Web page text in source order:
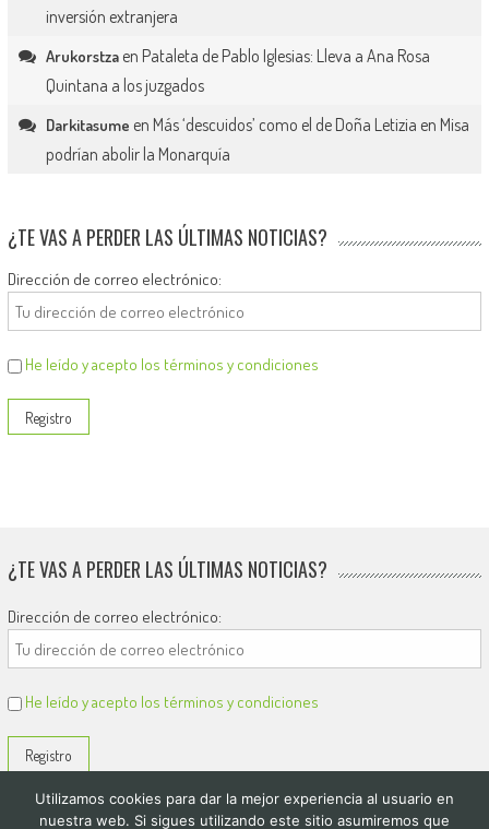
inversión extranjera
Arukorstzaen Pataleta de Pablo Iglesias: Lleva a Ana Rosa
Quintana a los juzgados
Darkitasume en Más ‘descuidos’ como el de Doña Letizia en Misa
podrían abolir la Monarquía
¿TE VAS A PERDER LAS ÚLTIMAS NOTICIAS?
Dirección de correo electrónico:
He leído y acepto los términos y condiciones
¿TE VAS A PERDER LAS ÚLTIMAS NOTICIAS?
Dirección de correo electrónico:
He leído y acepto los términos y condiciones
Utilizamos cookies para dar la mejor experiencia al usuario en
nuestra web. Si sigues utilizando este sitio asumiremos que